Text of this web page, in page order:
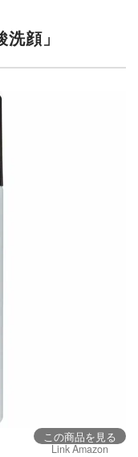
顔」
この商品を見る
Link Amazon